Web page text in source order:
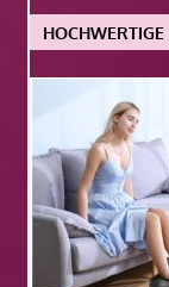
HOCHWERTIGE